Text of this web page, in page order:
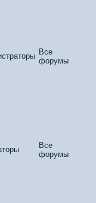
Все
форумы
Все
форумы